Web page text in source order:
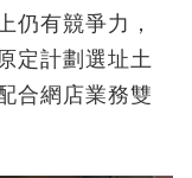
仍有競爭力，
定計劃選址土
合網店業務雙